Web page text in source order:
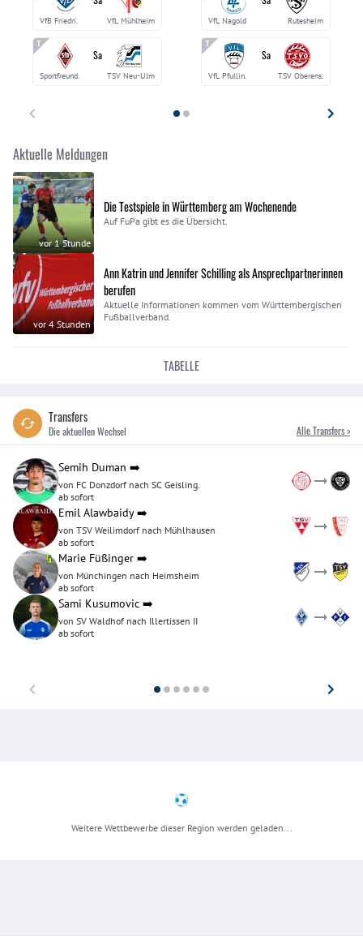
VfB Friedri. VfL Mühlheim VfL Nagold Rutesheim
Sa
Sportfreund. TSV Neu-Ulm
Sa
VfL Pfullin. TSV Oberens.
Aktuelle Meldungen
vor 1 Stunde
Die Testspiele in Württemberg am Wochenende
Auf FuPa gibt es die Übersicht.
vor 4 Stunden
Ann Katrin und Jennifer Schilling als Ansprechpartnerinnen
berufen
Aktuelle Informationen kommen vom Württembergischen
Fußballverband.
TABELLE
Transfers
Die aktuellen Wechsel Alle Transfers >
Semih Duman ➡️
von FC Donzdorf nach SC Geisling.
ab sofort
Emil Alawbaidy ➡️
von TSV Weilimdorf nach Mühlhausen
ab sofort
Marie Füßinger ➡️
von Münchingen nach Heimsheim
ab sofort
Sami Kusumovic ➡️
von SV Waldhof nach Illertissen II
ab sofort
Weitere Wettbewerbe dieser Region werden geladen...